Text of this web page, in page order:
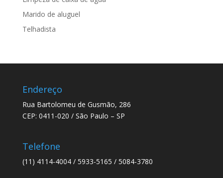
Marido de aluguel
Telhadista
Endereço
Rua Bartolomeu de Gusmão, 286
CEP: 0411-020 / São Paulo – SP
Telefone
(11) 4114-4004 / 5933-5165 / 5084-3780